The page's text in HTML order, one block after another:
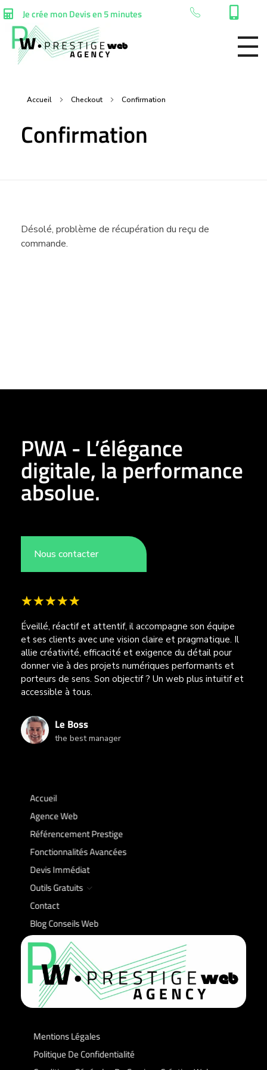
Je crée mon Devis en 5 minutes
Accueil Checkout Confirmation
Confirmation
Désolé, problème de récupération du reçu de
commande.
PWA - L’élégance
digitale, la performance
absolue.
Nous contacter
Éveillé, réactif et attentif, il accompagne son équipe
et ses clients avec une vision claire et pragmatique. Il
allie créativité, efficacité et exigence du détail pour
donner vie à des projets numériques performants et
porteurs de sens. Son objectif ? Un web plus intuitif et
accessible à tous.
Le Boss
the best manager
Accueil
Agence Web
Référencement Prestige
Fonctionnalités Avancées
Devis Immédiat
Outils Gratuits
Contact
Blog Conseils Web
Mentions Légales
Politique De Confidentialité